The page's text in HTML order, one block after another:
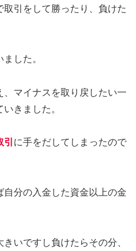
引をして勝ったり、負けた
した。
、マイナスを取り戻したい一
きました。
に手をだしてしまったので
分の入金した資金以上の金
いですし負けたらその分、